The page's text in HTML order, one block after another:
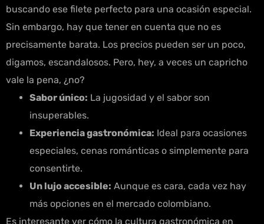
buscando ese filete perfecto para una ocasión especial.
Sin embargo, hay que tener en cuenta que no es
precisamente barata. Los precios pueden ser un poco,
digamos, escandalosos. Pero, hey, a veces un capricho
vale la pena, ¿no?
Sabor único: La jugosidad y el sabor son
insuperables.
Experiencia gastronómica: Ideal para ocasiones
especiales, cenas románticas o simplemente para
consentirte.
Un lujo accesible: Aunque es cara, cada vez hay
más opciones en el mercado colombiano.
Es interesante ver cómo la cultura gastronómica en